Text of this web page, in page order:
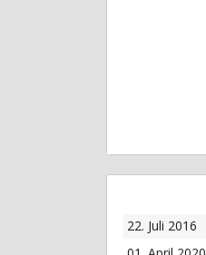
22. Juli 2016